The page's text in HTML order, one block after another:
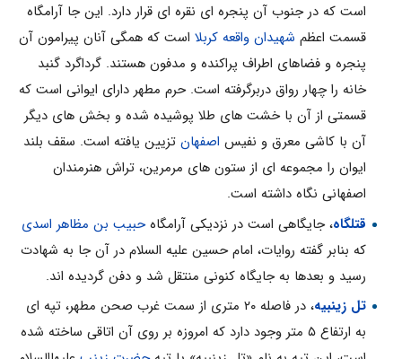
است که در جنوب آن پنجره اى نقره اى قرار دارد. این جا آرامگاه
قسمت اعظم شهیدان واقعه کربلااست که همگى آنان پیرامون آن
پنجره و فضاهاى اطراف پراکنده و مدفون هستند. گرداگرد گنبد
خانه را چهار رواق دربرگرفته است. حرم مطهر داراى ایوانى است که
قسمتى از آن با خشت هاى طلا پوشیده شده و بخش هاى دیگر
آن با کاشى معرق و نفیس اصفهانتزیین یافته است. سقف بلند
ایوان را مجموعه اى از ستون هاى مرمرین، تراش هنرمندان
اصفهانى نگاه داشته است.
قتلگاه، جایگاهى است در نزدیکى آرامگاهحبیب بن مظاهر اسدى
که بنابر گفته روایات، امام حسین علیه السلام در آن جا به شهادت
رسید و بعدها به جایگاه کنونى منتقل شد و دفن گردیده اند.
تل زینبیه
، در فاصله ۲۰ مترى از سمت غرب صحن مطهر، تپه اى
به ارتفاع ۵ متر وجود دارد که امروزه بر روى آن اتاقى ساخته شده